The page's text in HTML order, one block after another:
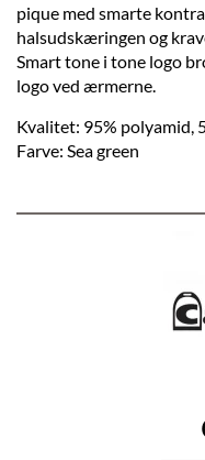
pique med smarte
halsudskæringen og
Smart tone i tone logo
logo ved ærmerne.
Kvalitet: 95% polyamid,
Farve: Sea green